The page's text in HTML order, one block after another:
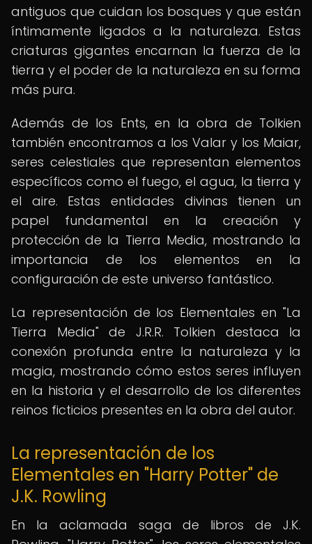
antiguos que cuidan los bosques y que están
íntimamente ligados a la naturaleza. Estas
criaturas gigantes encarnan la fuerza de la
tierra y el poder de la naturaleza en su forma
más pura.
Además de los Ents, en la obra de Tolkien
también encontramos a los Valar y los Maiar,
seres celestiales que representan elementos
específicos como el fuego, el agua, la tierra y
el aire. Estas entidades divinas tienen un
papel fundamental en la creación y
protección de la Tierra Media, mostrando la
importancia de los elementos en la
configuración de este universo fantástico.
La representación de los Elementales en "La
Tierra Media" de J.R.R. Tolkien destaca la
conexión profunda entre la naturaleza y la
magia, mostrando cómo estos seres influyen
en la historia y el desarrollo de los diferentes
reinos ficticios presentes en la obra del autor.
La representación de los
Elementales en "Harry Potter" de
J.K. Rowling
En la aclamada saga de libros de J.K.